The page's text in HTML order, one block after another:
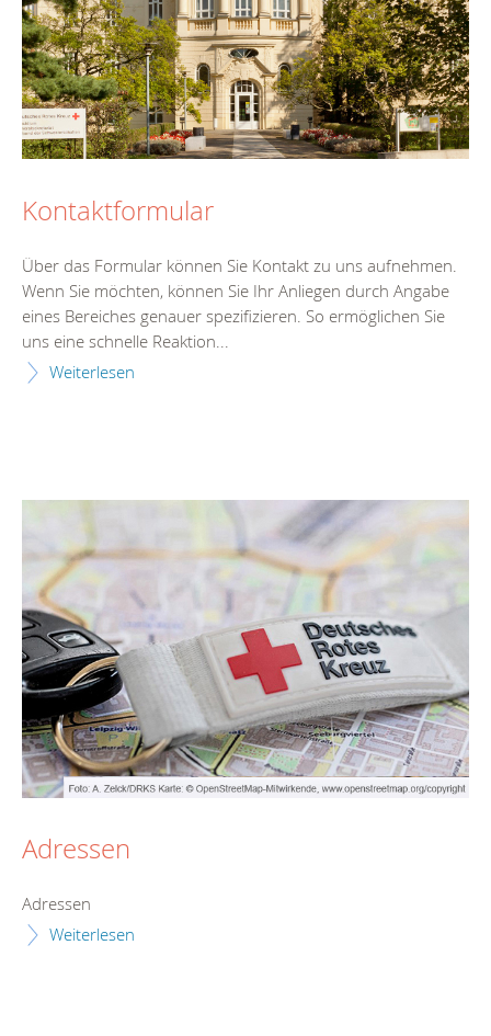
Kontaktformular
Über das Formular können Sie Kontakt zu uns aufnehmen.
Wenn Sie möchten, können Sie Ihr Anliegen durch Angabe
eines Bereiches genauer spezifizieren. So ermöglichen Sie
uns eine schnelle Reaktion...
Weiterlesen
Adressen
Adressen
Weiterlesen